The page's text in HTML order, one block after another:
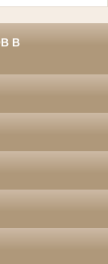
В